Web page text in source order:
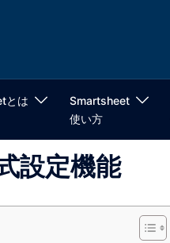
とは
Smartsheet
使い方
設定機能